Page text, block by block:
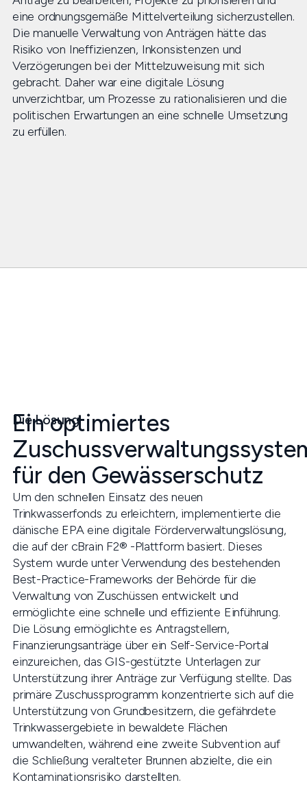
eine ordnungsgemäße Mittelverteilung sicherzustellen.
Die manuelle Verwaltung von Anträgen hätte das
Risiko von Ineffizienzen, Inkonsistenzen und
Verzögerungen bei der Mittelzuweisung mit sich
gebracht. Daher war eine digitale Lösung
unverzichtbar, um Prozesse zu rationalisieren und die
politischen Erwartungen an eine schnelle Umsetzung
zu erfüllen.
Die Lösung
Ein optimiertes
für den Gewässerschutz
Um den schnellen Einsatz des neuen
Trinkwasserfonds zu erleichtern, implementierte die
dänische EPA eine digitale Förderverwaltungslösung,
die auf der cBrain F2® -Plattform basiert. Dieses
System wurde unter Verwendung des bestehenden
Best-Practice-Frameworks der Behörde für die
Verwaltung von Zuschüssen entwickelt und
ermöglichte eine schnelle und effiziente Einführung.
Die Lösung ermöglichte es Antragstellern,
Finanzierungsanträge über ein Self-Service-Portal
einzureichen, das GIS-gestützte Unterlagen zur
Unterstützung ihrer Anträge zur Verfügung stellte. Das
primäre Zuschussprogramm konzentrierte sich auf die
Unterstützung von Grundbesitzern, die gefährdete
Trinkwassergebiete in bewaldete Flächen
umwandelten, während eine zweite Subvention auf
die Schließung veralteter Brunnen abzielte, die ein
Kontaminationsrisiko darstellten.